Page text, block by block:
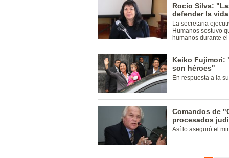
Rocío Silva:
defender la
La secretaria
Humanos sostuvo
humanos durante
Keiko Fujimori:
son héroes"
En respuesta a la
Comandos de
procesados
Así lo aseguró el